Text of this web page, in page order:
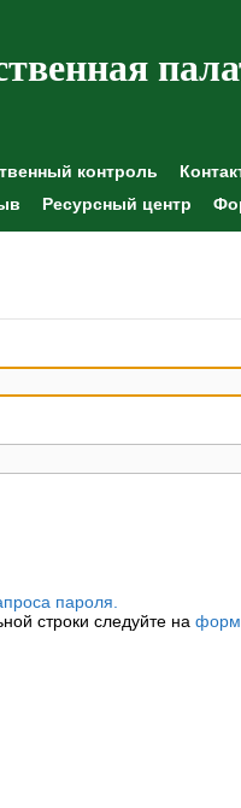
контроль
Ресурсный центр
пароля.
строки следуйте на